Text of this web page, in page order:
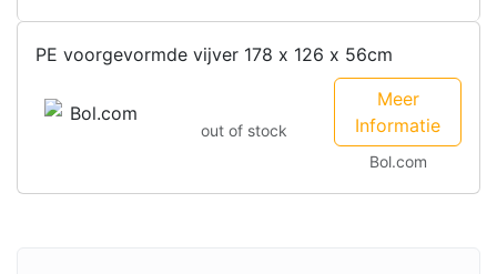
PE voorgevormde vijver 178 x 126 x 56cm
out of stock
Meer
Informatie
Bol.com